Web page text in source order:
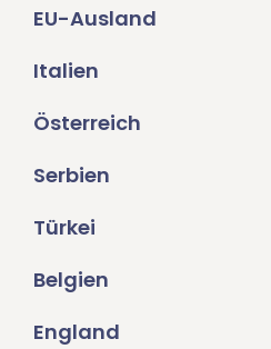
EU-Ausland
Italien
Österreich
Serbien
Türkei
Belgien
England